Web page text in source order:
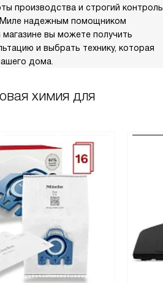
производства и строгий контроль
Миле надежным помощником
вы можете получить
и выбрать технику, которая
дома.
химия для